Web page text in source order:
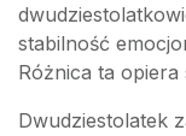
stabilność
Różnica ta opiera
Dwudziestolatek